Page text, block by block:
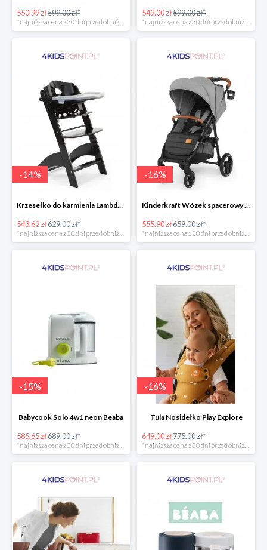
550.99 zł599.00 zł* 549.00 zł599.00 zł*
-14%
Krzesełko do karmienia Lambda 3 Black Childhome
543.62 zł629.00 zł*
*najniższa cena z 30 dni przed obniżką
-16%
Kinderkraft Wózek spacerowy Grande LX
555.90 zł659.00 zł*
*najniższa cena z 30 dni przed obniżką
-15%
Babycook Solo 4w1 neon Beaba
585.65 zł689.00 zł*
-16%
Tula Nosidełko Play Explore
649.00 zł775.00 zł*